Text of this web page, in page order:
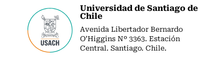
Universidad de Santiago de
Chile
Avenida Libertador Bernardo
O’Higgins Nº 3363. Estación
Central. Santiago. Chile.